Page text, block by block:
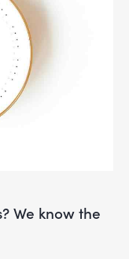
We know the